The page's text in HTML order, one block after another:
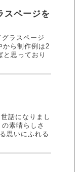
スページを
ラスページ
から制作例は2
と思っており
話になりまし
素晴らしさ
思いにふれる